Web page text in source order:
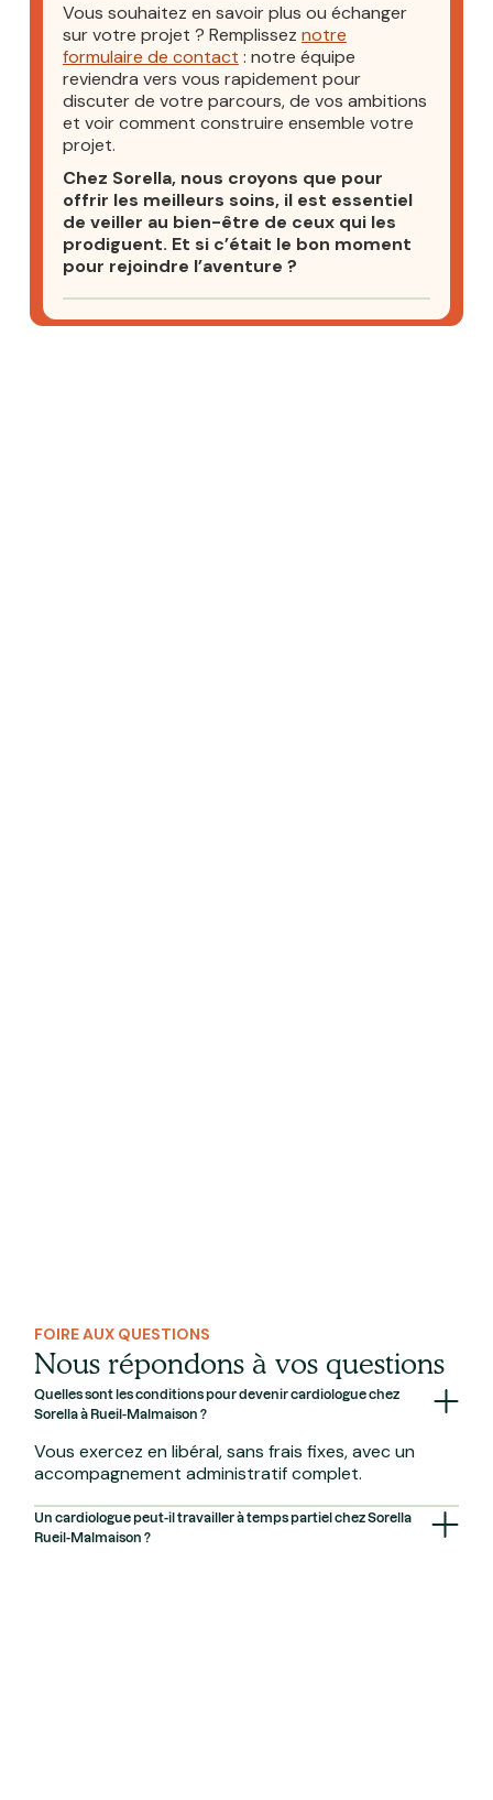
Vous souhaitez en savoir plus ou échanger
sur votre projet ? Remplissez notre
formulaire de contact : notre équipe
reviendra vers vous rapidement pour
discuter de votre parcours, de vos ambitions
et voir comment construire ensemble votre
projet.
Chez Sorella, nous croyons que pour
offrir les meilleurs soins, il est essentiel
de veiller au bien-être de ceux qui les
prodiguent. Et si c’était le bon moment
pour rejoindre l’aventure ?
FOIRE AUX QUESTIONS
Nous répondons à vos questions
Quelles sont les conditions pour devenir cardiologue chez
Sorella à Rueil-Malmaison ?
Vous exercez en libéral, sans frais fixes, avec un
accompagnement administratif complet.
Un cardiologue peut-il travailler à temps partiel chez Sorella
Rueil-Malmaison ?